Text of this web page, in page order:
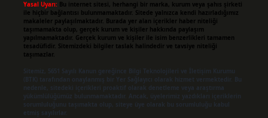
Yasal Uyarı: Bu internet sitesi, herhangi bir marka, kurum veya şahıs şirketi
ile hiçbir bağlantısı bulunmamaktadır. Sitede yalnızca kendi hazırladığımız
makaleler paylaşılmaktadır. Burada yer alan içerikler haber niteliği
taşımamakta olup, gerçek kurum ve kişiler hakkında paylaşım
yapılmamaktadır. Gerçek kurum ve kişiler ile isim benzerlikleri tamamen
tesadüfidir. Sitemizdeki bilgiler taslak halindedir ve tavsiye niteliği
taşımazlar.
Sitemiz, 5651 Sayılı Kanun gereğince Bilgi Teknolojileri ve İletişim Kurumu
(BTK) tarafından onaylanmış bir Yer Sağlayıcı olarak hizmet vermektedir. Bu
nedenle, sitedeki içerikleri proaktif olarak denetleme veya araştırma
yükümlülüğümüz bulunmamaktadır. Ancak, üyelerimiz yazdıkları içeriklerin
sorumluluğunu taşımakta olup, siteye üye olarak bu sorumluluğu kabul
etmiş sayılırlar.